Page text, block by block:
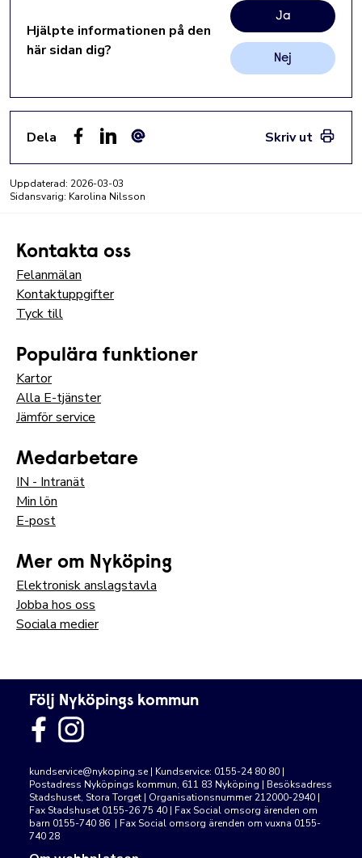
Hjälpte informationen på den
här sidan dig?
Ja
Nej
Dela
Skriv ut
Uppdaterad: 2026-03-03
Sidansvarig: Karolina Nilsson
Kontakta oss
Felanmälan
Kontaktuppgifter
Tyck till
Populära funktioner
Kartor
Alla E-tjänster
Jämför service
Medarbetare
IN - Intranät
Min lön
E-post
Mer om Nyköping
Elektronisk anslagstavla
Jobba hos oss
Sociala medier
Följ Nyköpings kommun
kundservice@nykoping.se | Kundservice: 0155-24 80 80 |
Postadress Nyköpings kommun, 611 83 Nyköping | Besöksadress
Stadshuset, Stora Torget | Organisationsnummer 212000-2940 |
Fax Stadshuset 0155-26 75 40 | Fax Social omsorg ärenden om
barn 0155-740 86 | Fax Social omsorg ärenden om vuxna 0155-
740 28